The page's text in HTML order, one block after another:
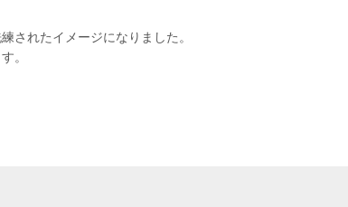
されたイメージになりました。
。